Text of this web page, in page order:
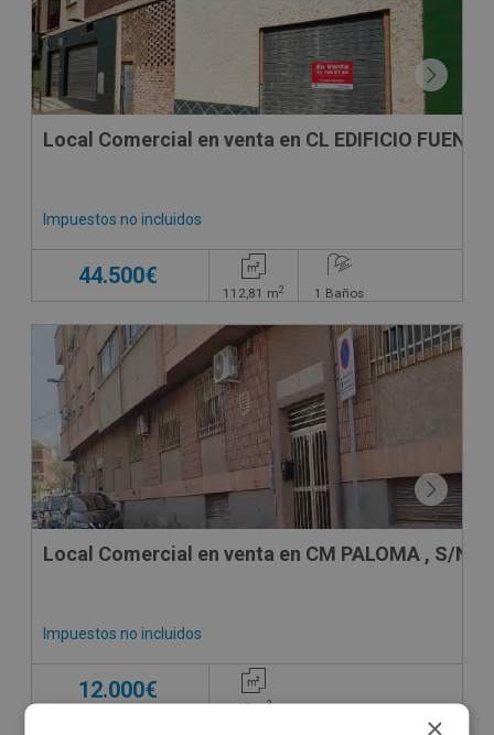
Local Comercial en venta en CL EDIFICIO
Impuestos no incluidos
44.500€
112,81 m2 1 Baños
Local Comercial en venta en CM PALOMA , S/N
Impuestos no incluidos
12.000€
69m2
×